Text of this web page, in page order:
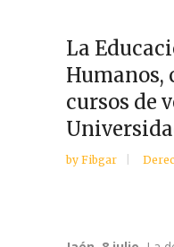
La
Humanos,
cursos de
by Fibgar